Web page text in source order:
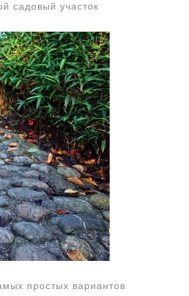
садовый участок
простых вариантов